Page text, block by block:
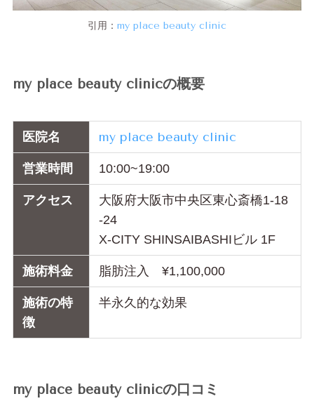
引用： my place beauty clinic
my place beauty clinicの概要
医院名 my place beauty clinic
営業時間 10:00~19:00
アクセス
大阪府大阪市中央区東心斎橋1-18
-24
X-CITY SHINSAIBASHIビル 1F
施術料金 脂肪注入 ¥1,100,000
施術の特
徴
半永久的な効果
my place beauty clinicの口コミ